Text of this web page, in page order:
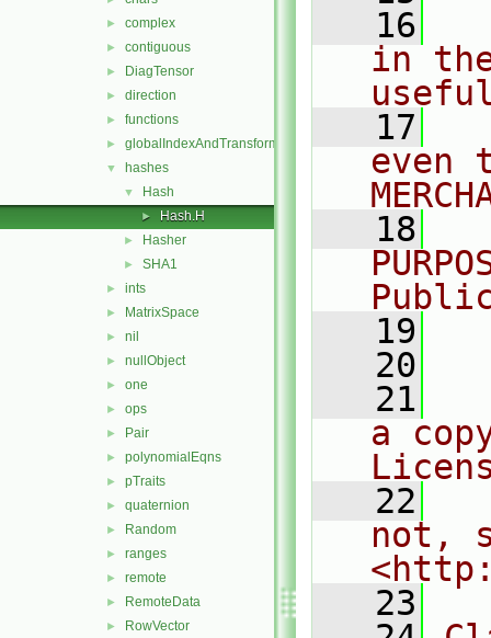
► complex
► contiguous
► DiagTensor
► direction
► functions
► globalIndexAndTransform
▼ hashes
▼ Hash
► Hash.H
► Hasher
► SHA1
► ints
► MatrixSpace
► nil
► nullObject
► one
► ops
► Pair
► polynomialEqns
► pTraits
► quaternion
► Random
► ranges
► remote
► RemoteData
► RowVector
   16
in
   17
even
   18
   19
   20
   21
a
   22
not,
   23